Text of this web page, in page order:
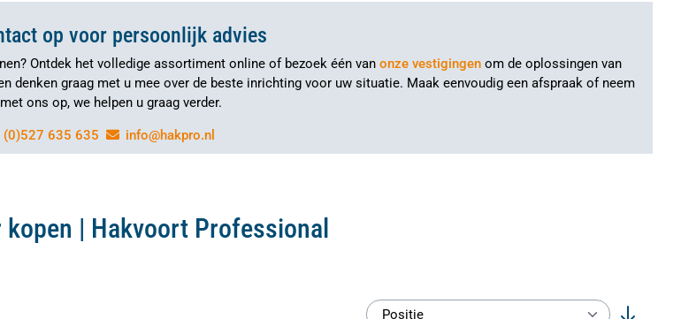
op voor persoonlijk advies
Ontdek het volledige assortiment online of bezoek één van onze vestigingen om de oplossingen van
graag met u mee over de beste inrichting voor uw situatie. Maak eenvoudig een afspraak of neem
ons op, we helpen u graag verder.
(0)527 635 635 info@hakpro.nl
| Hakvoort Professional